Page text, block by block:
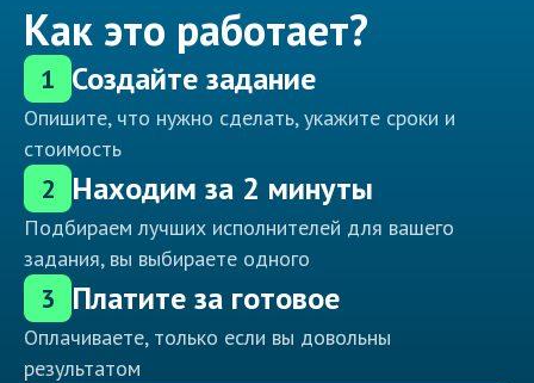
Как это работает?
1 Создайте задание
Опишите, что нужно сделать, укажите сроки и
стоимость
2 Находим за 2 минуты
Подбираем лучших исполнителей для вашего
задания, вы выбираете одного
3 Платите за готовое
Оплачиваете, только если вы довольны
результатом